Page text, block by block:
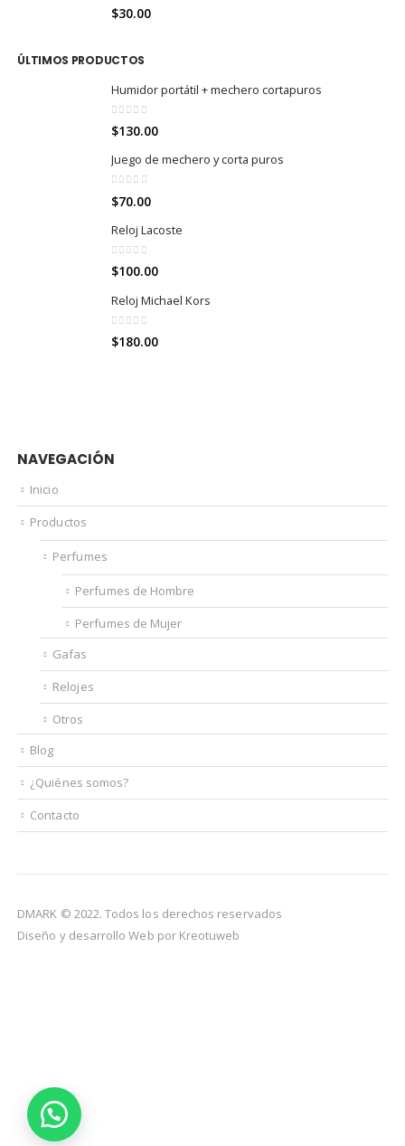
0
$30.00
ÚLTIMOS PRODUCTOS
Humidor portátil + mechero cortapuros
0
$130.00
Juego de mechero y corta puros
0
$70.00
Reloj Lacoste
0out of 5
$100.00
Reloj Michael Kors
0
$180.00
NAVEGACIÓN
Inicio
Productos
Perfumes
Perfumes de Hombre
Perfumes de Mujer
Gafas
Relojes
Otros
Blog
¿Quiénes somos?
Contacto
DMARK © 2022. Todos los derechos reservados
Diseño y desarrollo Web por Kreotuweb